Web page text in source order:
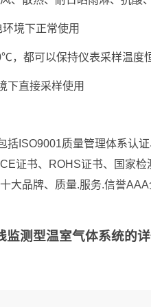
境下正常使用
，都可以保持仪表采样温度
下直接采样使用
ISO9001质量管理体系认
证书、ROHS证书、国家
大品牌、质量.服务.信誉
测型温室气体系统的